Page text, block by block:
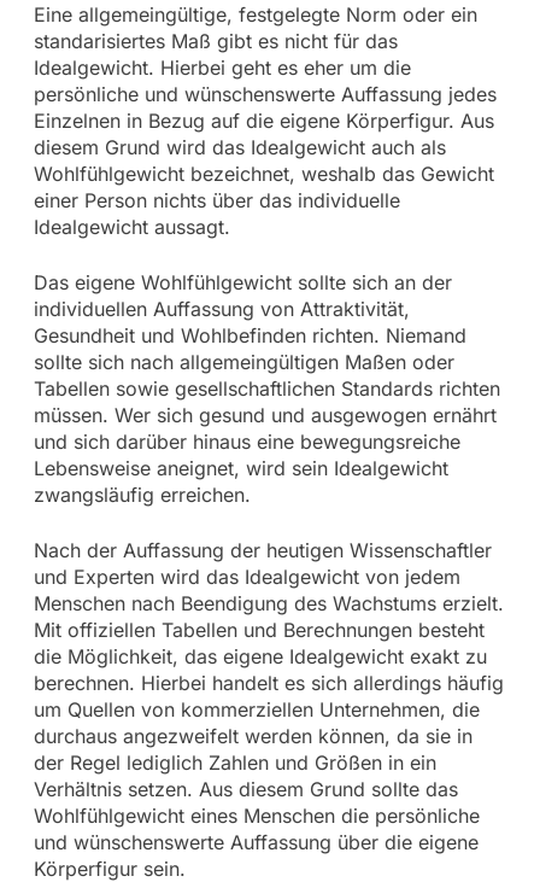
Eine allgemeingültige, festgelegte Norm oder ein
standarisiertes Maß gibt es nicht für das
Idealgewicht. Hierbei geht es eher um die
persönliche und wünschenswerte Auffassung jedes
Einzelnen in Bezug auf die eigene Körperfigur. Aus
diesem Grund wird das Idealgewicht auch als
Wohlfühlgewicht bezeichnet, weshalb das Gewicht
einer Person nichts über das individuelle
Idealgewicht aussagt.
Das eigene Wohlfühlgewicht sollte sich an der
individuellen Auffassung von Attraktivität,
Gesundheit und Wohlbefinden richten. Niemand
sollte sich nach allgemeingültigen Maßen oder
Tabellen sowie gesellschaftlichen Standards richten
müssen. Wer sich gesund und ausgewogen ernährt
und sich darüber hinaus eine bewegungsreiche
Lebensweise aneignet, wird sein Idealgewicht
zwangsläufig erreichen.
Nach der Auffassung der heutigen Wissenschaftler
und Experten wird das Idealgewicht von jedem
Menschen nach Beendigung des Wachstums erzielt.
Mit offiziellen Tabellen und Berechnungen besteht
die Möglichkeit, das eigene Idealgewicht exakt zu
berechnen. Hierbei handelt es sich allerdings häufig
um Quellen von kommerziellen Unternehmen, die
durchaus angezweifelt werden können, da sie in
der Regel lediglich Zahlen und Größen in ein
Verhältnis setzen. Aus diesem Grund sollte das
Wohlfühlgewicht eines Menschen die persönliche
und wünschenswerte Auffassung über die eigene
Körperfigur sein.